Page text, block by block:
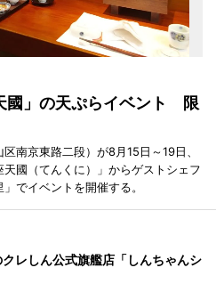
國」の天ぷらイベント 限
南京東路二段）が8月15日～19日、
國（てんくに）」からゲストシェフ
でイベントを開催する。
レしん公式旗艦店「しんちゃんシ